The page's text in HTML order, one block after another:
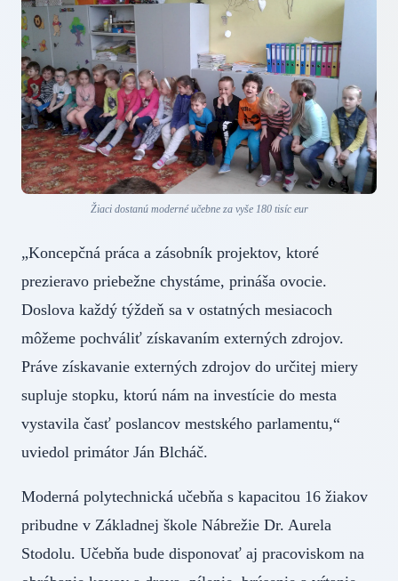
Žiaci dostanú moderné učebne za vyše 180 tisíc eur
„Koncepčná práca a zásobník projektov, ktoré
prezieravo priebežne chystáme, prináša ovocie.
Doslova každý týždeň sa v ostatných mesiacoch
môžeme pochváliť získavaním externých zdrojov.
Práve získavanie externých zdrojov do určitej miery
supluje stopku, ktorú nám na investície do mesta
vystavila časť poslancov mestského parlamentu,“
uviedol primátor Ján Blcháč.
Moderná polytechnická učebňa s kapacitou 16 žiakov
pribudne v Základnej škole Nábrežie Dr. Aurela
Stodolu. Učebňa bude disponovať aj pracoviskom na